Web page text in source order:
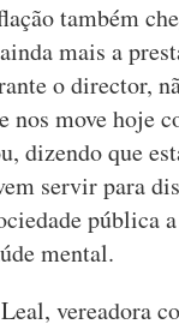
também
mais a
o director,
nos move hoje
dizendo que
servir para
pública
mental.
vereadora